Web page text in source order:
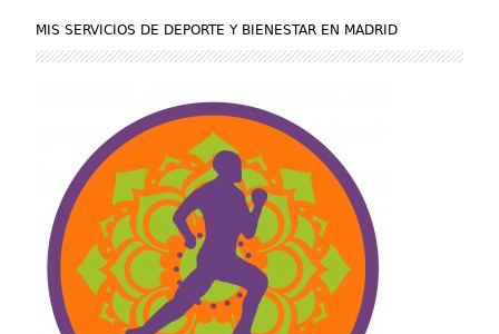
MIS SERVICIOS DE DEPORTE Y BIENESTAR EN MADRID